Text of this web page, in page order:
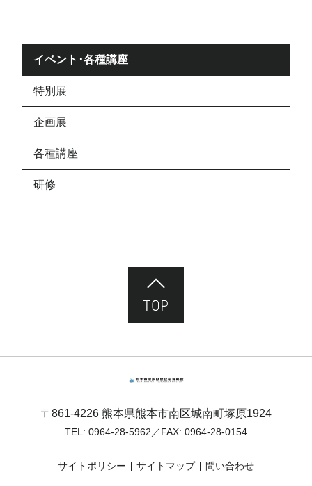
イベント･各種講座
特別展
企画展
各種講座
研修
〒861-4226 熊本県熊本市南区城南町塚原1924
TEL: 0964-28-5962 ／FAX: 0964-28-0154
サイトポリシー サイトマップ 問い合わせ